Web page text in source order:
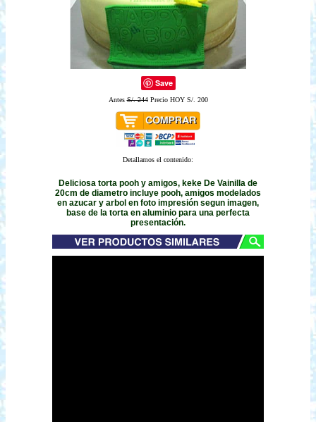
Save
AntesS/. 244Precio HOY S/. 200
Detallamos el contenido:
Deliciosa torta pooh y amigos, keke De Vainilla de
20cm de diametro incluye pooh, amigos modelados
en azucar y arbol en foto impresión segun imagen,
base de la torta en aluminio para una perfecta
presentación.